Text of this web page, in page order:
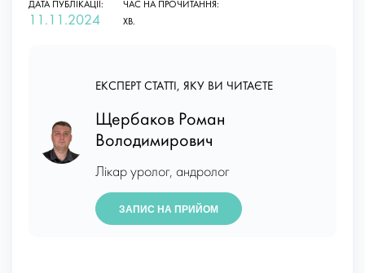
ДАТА ПУБЛІКАЦІЇ:
11.11.2024
ЧАС НА ПРОЧИТАННЯ:
ХВ.
ЕКСПЕРТ СТАТТІ, ЯКУ ВИ ЧИТАЄТЕ
Щербаков Роман
Володимирович
Лікар уролог, андролог
ЗАПИС НА ПРИЙОМ